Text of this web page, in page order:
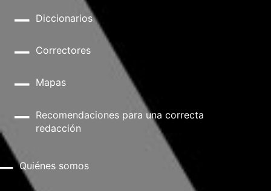
Diccionarios
Correctores
Mapas
Recomendaciones para una correcta
redacción
Quiénes somos